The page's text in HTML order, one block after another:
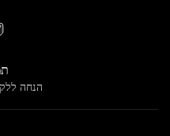
10% הנחה